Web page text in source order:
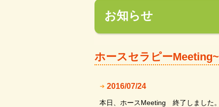
お知らせ
ホースセラピー
2016/07/24
本日、ホースMeeting 終了しました。